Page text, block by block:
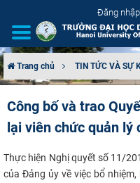
Đăng nhập
CƠ CẤU TỔ CHỨC
TUYỂN SINH
Trang chủ TIN TỨC VÀ SỰ
Công bố và trao
lại viên chức quản lý
Thực hiện Nghị quyết số 11/
của Đảng ủy về việc bổ